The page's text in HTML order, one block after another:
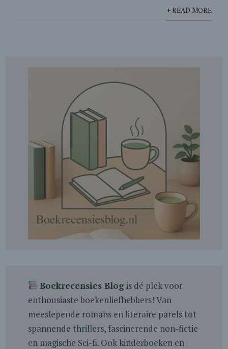
+ READ MORE
Boekrecensies Blogis dé plek voor
enthousiaste boekenliefhebbers! Van
meeslepende romans en literaire parels tot
spannende thrillers, fascinerende non-fictie
en magische Sci-fi. Ook kinderboeken en